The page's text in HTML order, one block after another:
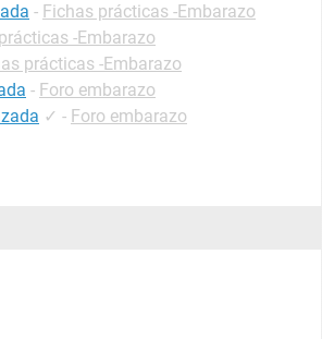
- Fichas prácticas -Embarazo
-Embarazo
prácticas -Embarazo
- Foro embarazo
✓ - Foro embarazo